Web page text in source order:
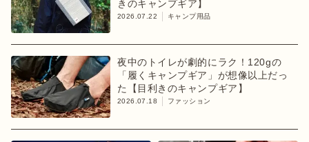
きのキャンプギア】
2026.07.22 キャンプ用品
夜中のトイレが劇的にラク！120gの
「履くキャンプギア」が想像以上だっ
た【目利きのキャンプギア】
2026.07.18 ファッション